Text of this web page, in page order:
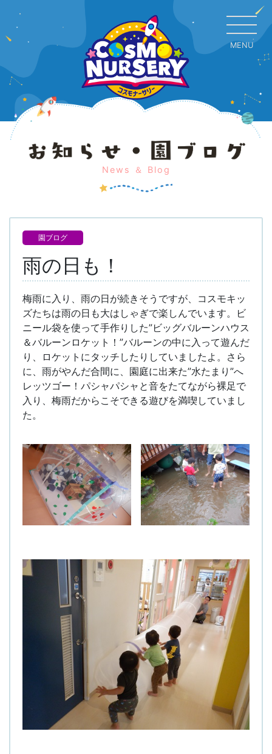
MENU
News ＆ Blog
園ブログ
雨の日も！
梅雨に入り、雨の日が続きそうですが、コスモキッ
ズたちは雨の日も大はしゃぎで楽しんでいます。ビ
ニール袋を使って手作りした”ビッグバルーンハウス
＆バルーンロケット！”バルーンの中に入って遊んだ
り、ロケットにタッチしたりしていましたよ。さら
に、雨がやんだ合間に、園庭に出来た”水たまり”へ
レッツゴー！パシャパシャと音をたてながら裸足で
入り、梅雨だからこそできる遊びを満喫していまし
た。